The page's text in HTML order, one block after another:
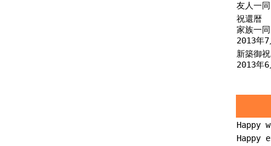
友人一同
祝還暦
家族一同
2013年
新築御祝
2013年
Happy
Happy